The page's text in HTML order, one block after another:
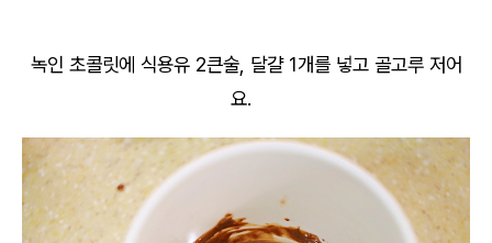
녹인 초콜릿에 식용유 2큰술, 달걀 1개를 넣고 골고루 저어
요.